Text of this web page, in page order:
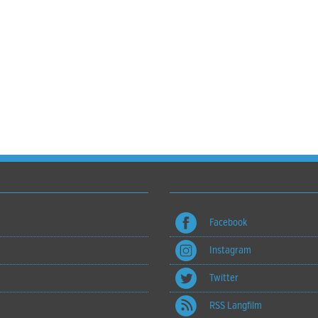
Facebook
Instagram
Twitter
RSS Langfilm